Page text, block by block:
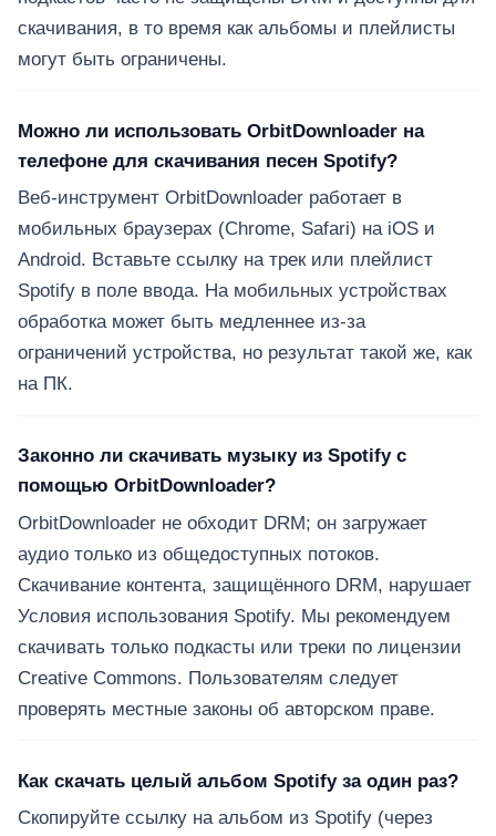
скачивания, в то время как альбомы и плейлисты
могут быть ограничены.
Можно ли использовать OrbitDownloader на
телефоне для скачивания песен Spotify?
Веб-инструмент OrbitDownloader работает в
мобильных браузерах (Chrome, Safari) на iOS и
Android. Вставьте ссылку на трек или плейлист
Spotify в поле ввода. На мобильных устройствах
обработка может быть медленнее из-за
ограничений устройства, но результат такой же, как
на ПК.
Законно ли скачивать музыку из Spotify с
помощью OrbitDownloader?
OrbitDownloader не обходит DRM; он загружает
аудио только из общедоступных потоков.
Скачивание контента, защищённого DRM, нарушает
Условия использования Spotify. Мы рекомендуем
скачивать только подкасты или треки по лицензии
Creative Commons. Пользователям следует
проверять местные законы об авторском праве.
Как скачать целый альбом Spotify за один раз?
Скопируйте ссылку на альбом из Spotify (через